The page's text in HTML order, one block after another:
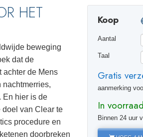
De organisatie van Scientology
Luisterboeken
Films
De Drijfveren
De Componenten
Oplossingen
Integriteit en
Het Huwelijk
HET
beweging
dat de
achter de Mens
nachtmerries,
En hier is de
doel van Clear te
procedure en
doorbreken
Koop
Aantal
Taal
Gratis
aanmerking
In voorraad
Binnen 24 uur